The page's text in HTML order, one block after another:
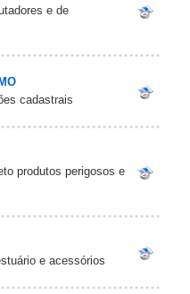
e de
cadastrais
produtos perigosos e
e acessórios